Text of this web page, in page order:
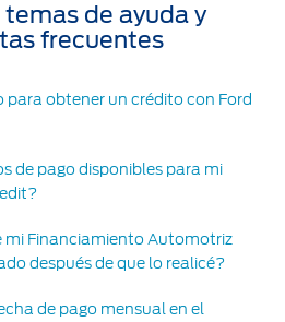
de ayuda y
frecuentes
para obtener un crédito con Ford
de pago disponibles para mi
mi Financiamiento Automotriz
después de que lo realicé?
de pago mensual en el